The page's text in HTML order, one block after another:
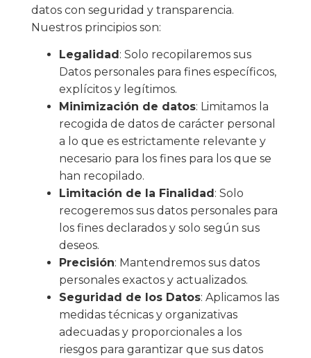
datos con seguridad y transparencia.
Nuestros principios son:
Legalidad : Solo recopilaremos sus
Datos personales para fines específicos,
explícitos y legítimos.
Minimización de datos: Limitamos la
recogida de datos de carácter personal
a lo que es estrictamente relevante y
necesario para los fines para los que se
han recopilado.
Limitación de la Finalidad : Solo
recogeremos sus datos personales para
los fines declarados y solo según sus
deseos.
Precisión: Mantendremos sus datos
personales exactos y actualizados.
Seguridad de los Datos: Aplicamos las
medidas técnicas y organizativas
adecuadas y proporcionales a los
riesgos para garantizar que sus datos